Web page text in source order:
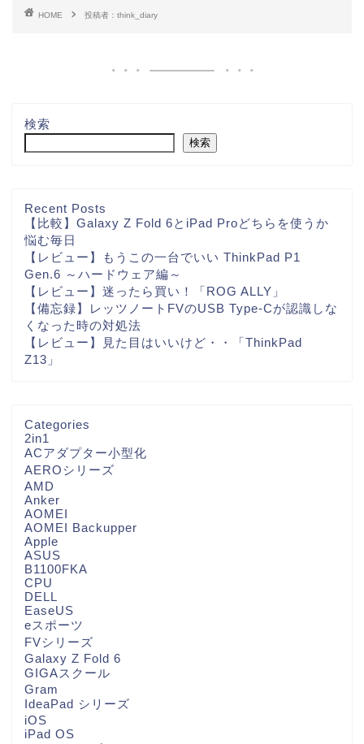
HOME 投稿者：think_diary
検索
検索
Recent Posts
【比較】Galaxy Z Fold 6とiPad Proどちらを使うか
悩む毎日
【レビュー】もうこの一台でいい ThinkPad P1
Gen.6 ～ハードウェア編～
【レビュー】迷ったら買い！「ROG ALLY」
【備忘録】レッツノートFVのUSB Type-Cが認識しな
くなった時の対処法
【レビュー】見た目はいいけど・・「ThinkPad
Z13」
Categories
2in1
ACアダプター小型化
AEROシリーズ
AMD
Anker
AOMEI
AOMEI Backupper
Apple
ASUS
B1100FKA
CPU
DELL
EaseUS
eスポーツ
FVシリーズ
Galaxy Z Fold 6
GIGAスクール
Gram
IdeaPad シリーズ
iOS
iPad OS